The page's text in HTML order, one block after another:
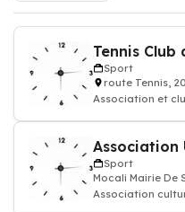
Tennis Club
Sport
route Tennis,
Association et
Association
Sport
Mocali Mairie De
Association